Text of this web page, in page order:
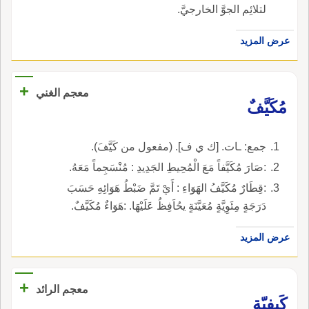
لتلائِم الجوَّ الخارجيَّ.
عرض المزيد
معجم الغني
+
مُكَيَّفٌ
جمع: ـات. [ك ي ف]. (مفعول من كَيَّفَ).
:صَارَ مُكَيَّفاً مَعَ الْمُحِيطِ الجَدِيدِ : مُنْسَجِماً مَعَهُ.
:قِطَارٌ مُكَيَّفُ الهَوَاءِ : أَيْ تَمَّ ضَبْطُ هَوَائِهِ حَسَبَ
دَرَجَةٍ مِئَوِيَّةٍ مُعَيَّنَةٍ يحُاَفِظُ عَلَيْهَا. :هَوَاءٌ مُكَيَّفٌ.
عرض المزيد
معجم الرائد
+
كَيفيّة